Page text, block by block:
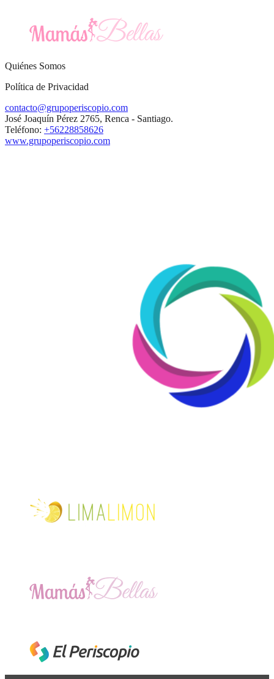
Quiénes Somos
Política de Privacidad
contacto@grupoperiscopio.com
José Joaquín Pérez 2765, Renca - Santiago.
Teléfono: +56228858626
www.grupoperiscopio.com